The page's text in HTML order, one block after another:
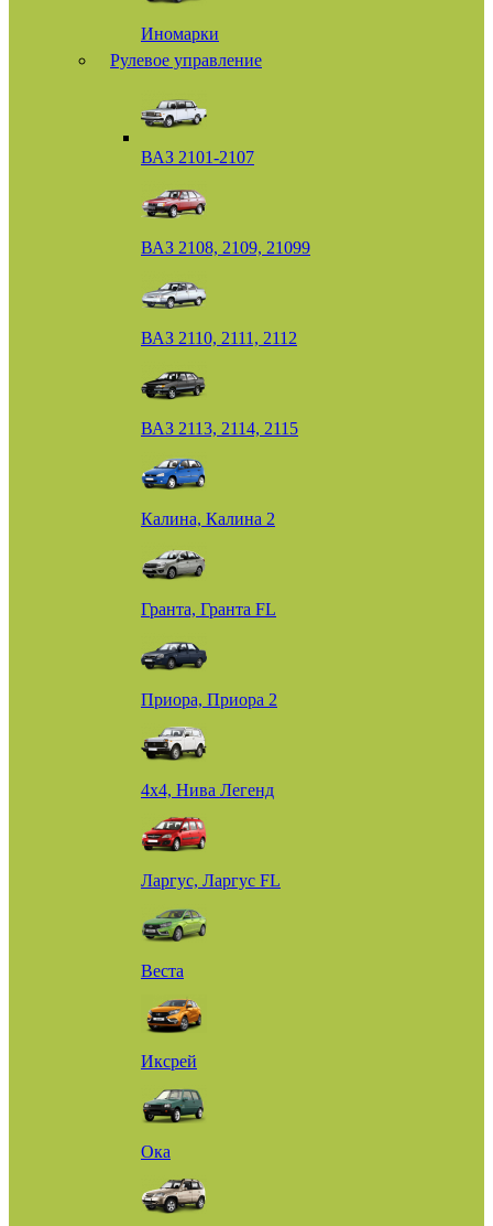
Иномарки
Рулевое управление
ВАЗ 2101-2107
ВАЗ 2108, 2109, 21099
ВАЗ 2110, 2111, 2112
ВАЗ 2113, 2114, 2115
Калина, Калина 2
Гранта, Гранта FL
Приора, Приора 2
4х4, Нива Легенд
Ларгус, Ларгус FL
Веста
Иксрей
Ока